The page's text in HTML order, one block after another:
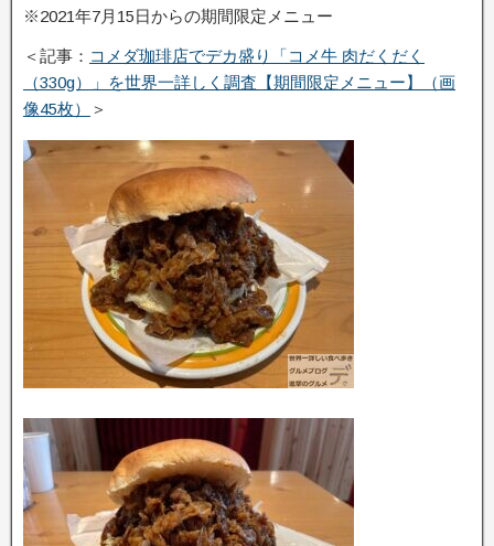
※2021年7月15日からの期間限定メニュー
＜記事： コメダ珈琲店でデカ盛り「コメ牛 肉だくだく
（330g）」を世界一詳しく調査【期間限定メニュー】（画
像45枚）
＞